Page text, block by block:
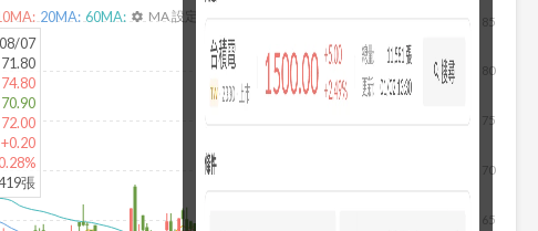
65
70
75
80
85
07
71.80
74.80
70.90
72.00
+0.20
張
MA: 20MA: 60MA: settings MA 設定